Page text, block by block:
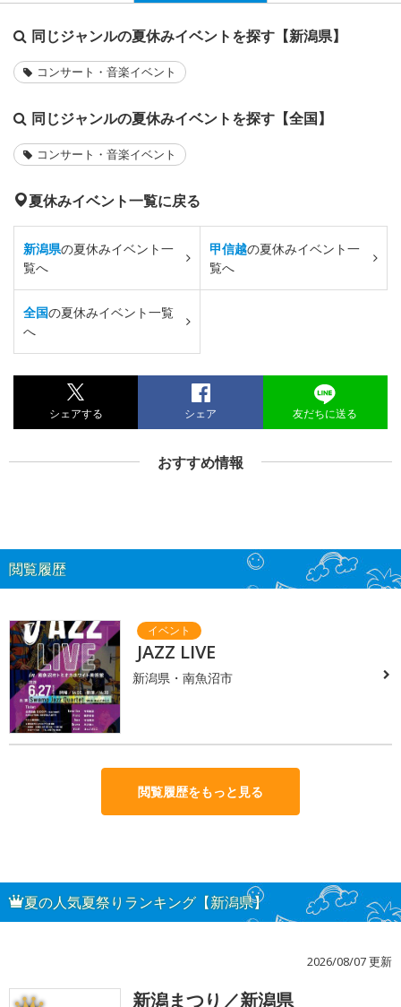
同じジャンルの夏休みイベントを探す【新潟県】
コンサート・音楽イベント
同じジャンルの夏休みイベントを探す【全国】
コンサート・音楽イベント
夏休みイベント一覧に戻る
新潟県の夏休みイベント一
覧へ
甲信越の夏休みイベント一
覧へ
全国の夏休みイベント一覧
へ
シェアする シェア 友だちに送る
おすすめ情報
閲覧履歴
JAZZ LIVE
新潟県・南魚沼市
閲覧履歴をもっと見る
夏の人気夏祭りランキング【新潟県】
2026/08/07 更新
新潟まつり／新潟県